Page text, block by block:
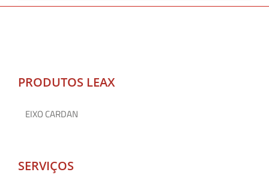
PRODUTOS LEAX
EIXO CARDAN
SERVIÇOS